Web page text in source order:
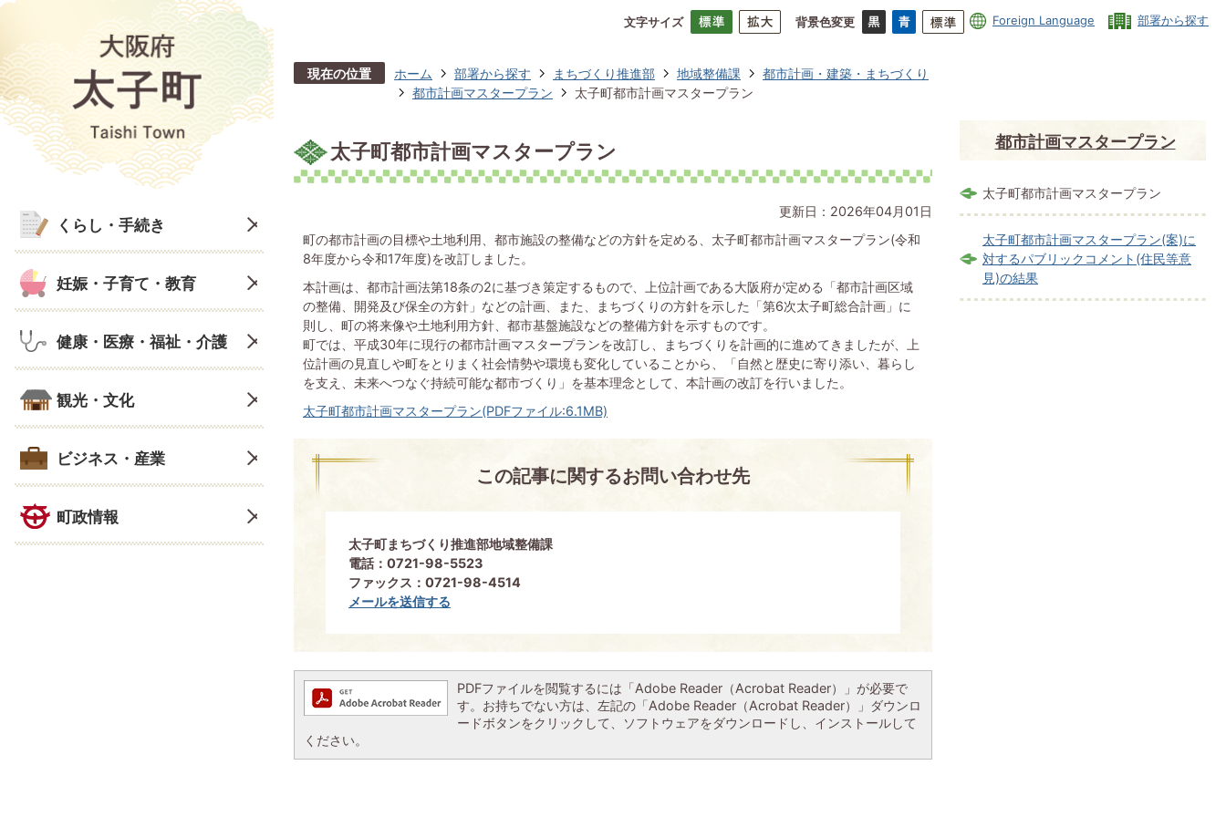
文字サイズ 背景色変更 Foreign Language 部署から探す
くらし・手続き
妊娠・子育て・教育
健康・医療・福祉・介護
観光・文化
ビジネス・産業
町政情報
現在の位置 ホーム 部署から探す まちづくり推進部 地域整備課
都市計画・建築・まちづくり
都市計画マスタープラン
太子町都市計画マスタープラン
太子町都市計画マスタープラン
更新日：2026年04月01日
町の都市計画の目標や土地利用、都市施設の整備などの方針を定める、太子町都市計画マスタープラン(令和
8年度から令和17年度)を改訂しました。
本計画は、都市計画法第18条の2に基づき策定するもので、上位計画である大阪府が定める「都市計画区域
の整備、開発及び保全の方針」などの計画、また、まちづくりの方針を示した「第6次太子町総合計画」に
則し、町の将来像や土地利用方針、都市基盤施設などの整備方針を示すものです。
町では、平成30年に現行の都市計画マスタープランを改訂し、まちづくりを計画的に進めてきましたが、上
位計画の見直しや町をとりまく社会情勢や環境も変化していることから、「自然と歴史に寄り添い、暮らし
を支え、未来へつなぐ持続可能な都市づくり」を基本理念として、本計画の改訂を行いました。
太子町都市計画マスタープラン(PDFファイル:6.1MB)
この記事に関するお問い合わせ先
太子町まちづくり推進部地域整備課
電話：0721-98-5523
ファックス：0721-98-4514
メールを送信する
PDFファイルを閲覧するには「Adobe Reader（Acrobat Reader）」が必要で
す。お持ちでない方は、左記の「Adobe Reader（Acrobat Reader）」ダウンロ
ードボタンをクリックして、ソフトウェアをダウンロードし、インストールして
ください。
都市計画マスタープラン
太子町都市計画マスタープラン
太子町都市計画マスタープラン(案)に
対するパブリックコメント(住民等意
見)の結果